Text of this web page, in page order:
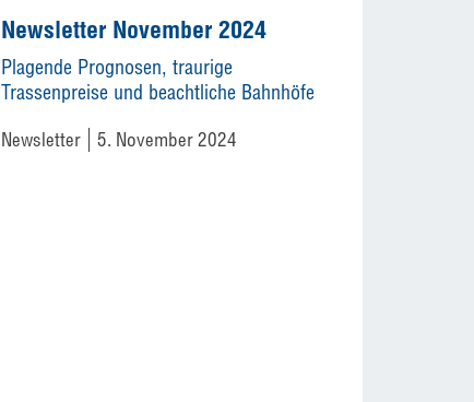
Newsletter November 2024
Plagende Prognosen, traurige
Trassenpreise und beachtliche Bahnhöfe
Newsletter 5. November 2024